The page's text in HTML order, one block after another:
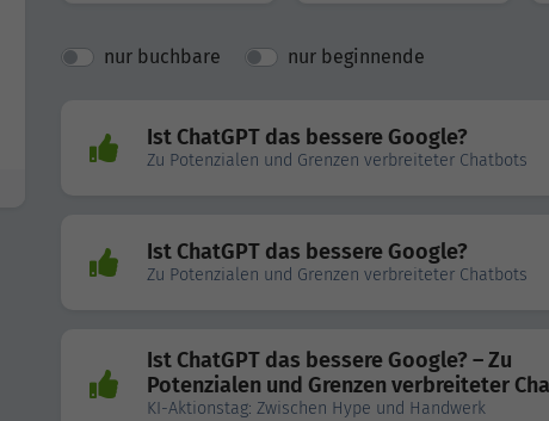
nur buchbare nur beginnende
Ist ChatGPT das bessere Google?
Zu Potenzialen und Grenzen verbreiteter Chatbots
Ist ChatGPT das bessere Google?
Zu Potenzialen und Grenzen verbreiteter Chatbots
Ist ChatGPT das bessere Google? – Zu
Potenzialen und Grenzen verbreiteter
KI-Aktionstag: Zwischen Hype und Handwerk